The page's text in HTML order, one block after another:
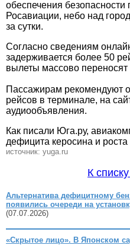
обеспечения
Росавиации, небо над
за сутки.
Согласно сведениям
задерживается более 50
вылеты массово переносят
Пассажирам рекомендуют
рейсов в терминале, на
аудиообъявления.
Как писали Юга.ру,
дефицита керосина и
источник: yuga.ru
К
Альтернатива дефицитному
появились очереди на
(07.07.2026)
«Скрытое лицо». В Японском